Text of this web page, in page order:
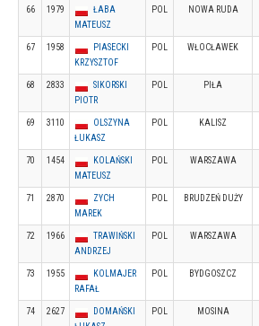
66 1979
ŁABA
MATEUSZ
POL NOWA RUDA
67 1958
PIASECKI
KRZYSZTOF
POL WŁOCŁAWEK
68 2833
SIKORSKI
PIOTR
POL PIŁA
69 3110
OLSZYNA
ŁUKASZ
POL KALISZ
70 1454
KOLAŃSKI
MATEUSZ
POL WARSZAWA
71 2870
ZYCH
MAREK
POL BRUDZEŃ DUŻY
72 1966
TRAWIŃSKI
ANDRZEJ
POL WARSZAWA
73 1955
KOLMAJER
RAFAŁ
POL BYDGOSZCZ
74 2627
DOMAŃSKI
POL MOSINA